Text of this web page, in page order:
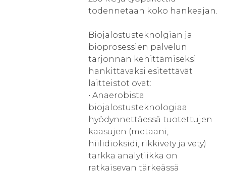
todennetaan koko hankeajan.
Biojalostusteknolgian ja
bioprosessien palvelun
tarjonnan kehittämiseksi
hankittavaksi esitettävät
laitteistot ovat:
• Anaerobista
biojalostusteknologiaa
hyödynnettäessä tuotettujen
kaasujen (metaani,
hiilidioksidi, rikkivety ja vety)
tarkka analytiikka on
ratkaisevan tärkeässä